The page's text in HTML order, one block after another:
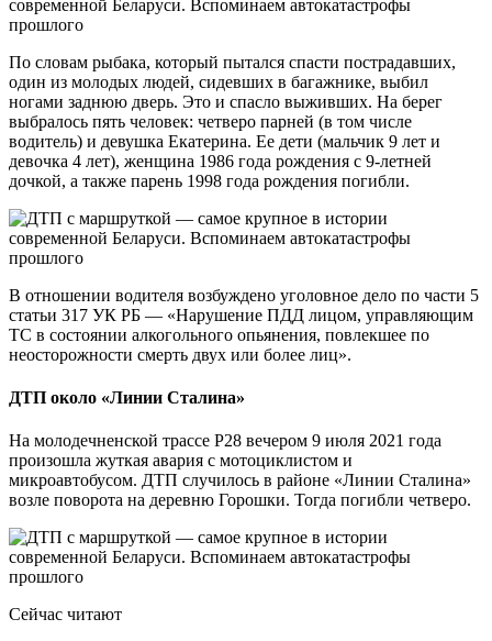
По словам рыбака, который пытался спасти пострадавших,
один из молодых людей, сидевших в багажнике, выбил
ногами заднюю дверь. Это и спасло выживших. На берег
выбралось пять человек: четверо парней (в том числе
водитель) и девушка Екатерина. Ее дети (мальчик 9 лет и
девочка 4 лет), женщина 1986 года рождения с 9-летней
дочкой, а также парень 1998 года рождения погибли.
В отношении водителя возбуждено уголовное дело по части 5
статьи 317 УК РБ — «Нарушение ПДД лицом, управляющим
ТС в состоянии алкогольного опьянения, повлекшее по
неосторожности смерть двух или более лиц».
ДТП около «Линии Сталина»
На молодечненской трассе Р28 вечером 9 июля 2021 года
произошла жуткая авария с мотоциклистом и
микроавтобусом. ДТП случилось в районе «Линии Сталина»
возле поворота на деревню Горошки. Тогда погибли четверо.
Сейчас читают